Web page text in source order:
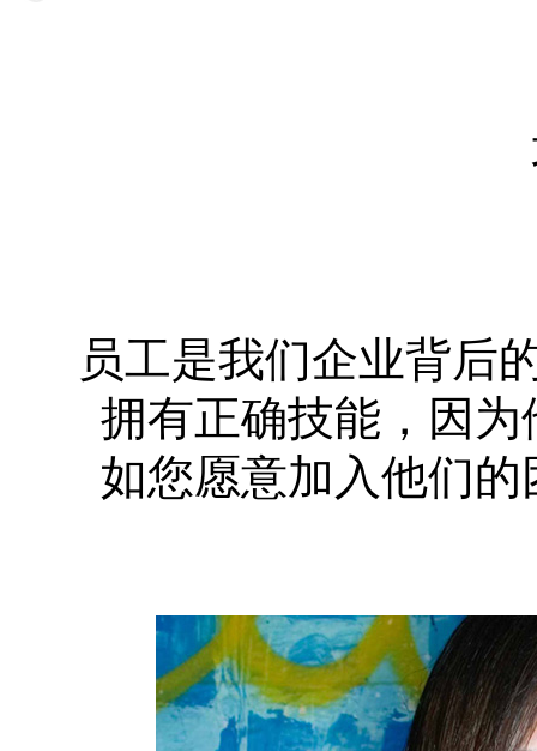
员工是我们企业背后
拥有正确技能，因
如您愿意加入他们